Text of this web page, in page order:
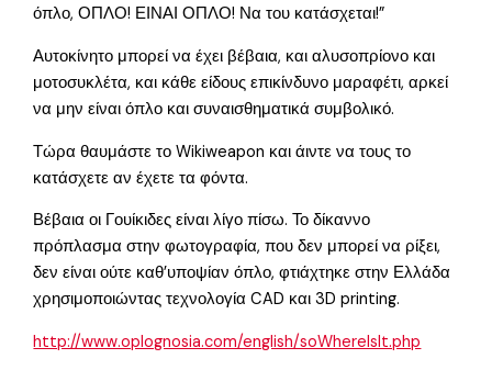
όπλο, ΟΠΛΟ! ΕΙΝΑΙ ΟΠΛΟ! Να του κατάσχεται!”
Αυτοκίνητο μπορεί να έχει βέβαια, και αλυσοπρίονο και
μοτοσυκλέτα, και κάθε είδους επικίνδυνο μαραφέτι, αρκεί
να μην είναι όπλο και συναισθηματικά συμβολικό.
Τώρα θαυμάστε το Wikiweapon και άιντε να τους το
κατάσχετε αν έχετε τα φόντα.
Βέβαια οι Γουίκιδες είναι λίγο πίσω. Το δίκαννο
πρόπλασμα στην φωτογραφία, που δεν μπορεί να ρίξει,
δεν είναι ούτε καθ’υποψίαν όπλο, φτιάχτηκε στην Ελλάδα
χρησιμοποιώντας τεχνολογία CAD και 3D printing.
http://www.oplognosia.com/english/soWhereIsIt.php